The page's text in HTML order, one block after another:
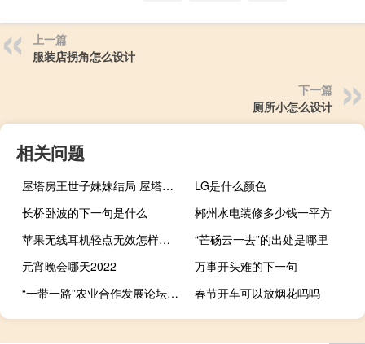
上一篇
服装店拐角怎么设计
下一篇
厕所小怎么设计
相关问题
屋塔房王世子妹妹结局 屋塔房王世子用的手机
LG是什么颜色
长桥卧波的下一句是什么
郴州水电装修多少钱一平方
苹果无线耳机轻点无效怎样解决（苹果无线耳机轻点无效）
“芒砀云一去”的出处是哪里
元宵晚会哪天2022
万事开头难的下一句
“一带一路”农业合作发展论坛在京召开
春节开车可以放烟花吗吗